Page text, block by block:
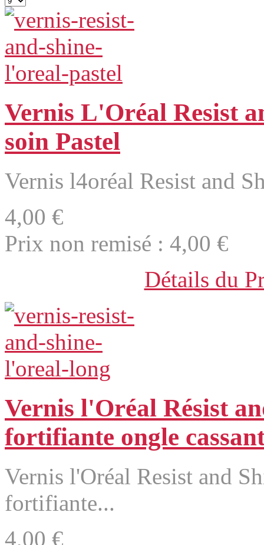
Vernis L'Oréal Resist
soin Pastel
Vernis l4oréal Resist and
4,00 €
Prix non remisé : 4,00 €
Détails du
Vernis l'Oréal Résist
fortifiante ongle
Vernis l'Oréal Resist and
fortifiante...
4,00 €